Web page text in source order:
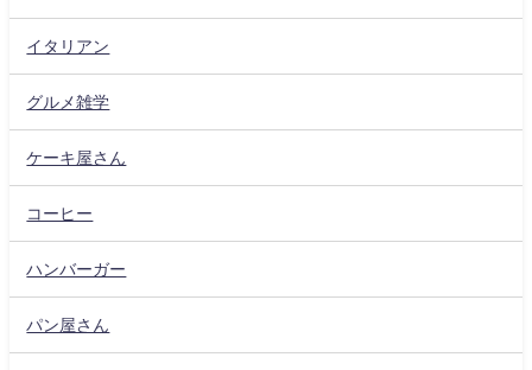
イタリアン
グルメ雑学
ケーキ屋さん
コーヒー
ハンバーガー
パン屋さん